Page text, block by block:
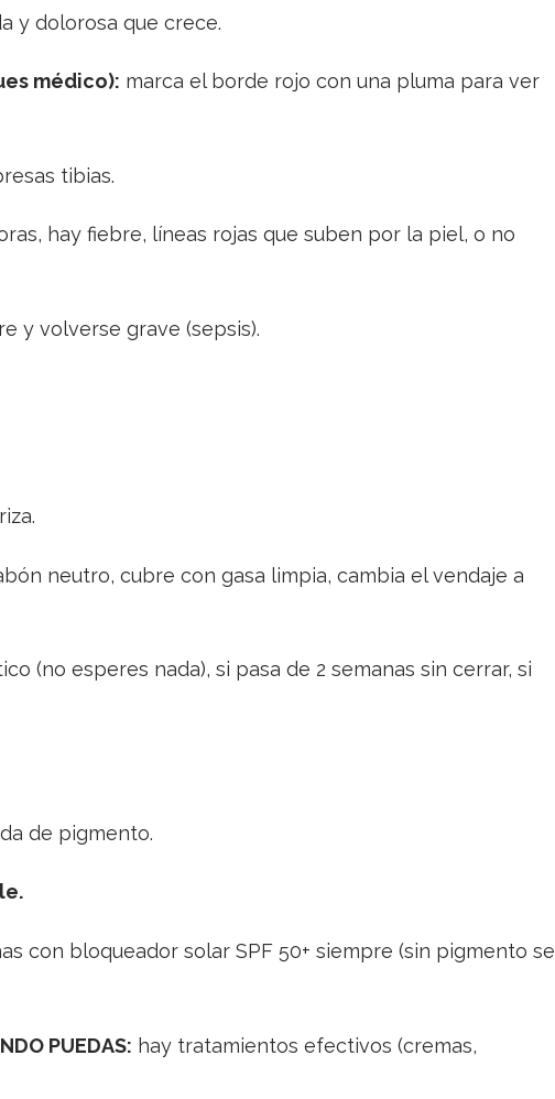
y dolorosa que crece.
médico): marca el borde rojo con una pluma para ver
tibias.
hay fiebre, líneas rojas que suben por la piel, o no
y volverse grave (sepsis).
neutro, cubre con gasa limpia, cambia el vendaje a
(no esperes nada), si pasa de 2 semanas sin cerrar, si
de pigmento.
con bloqueador solar SPF 50+ siempre (sin pigmento se
PUEDAS: hay tratamientos efectivos (cremas,